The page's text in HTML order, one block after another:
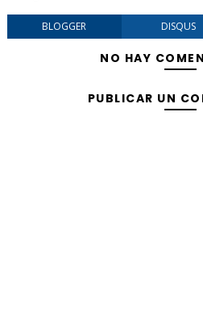
BLOGGER DISQUS
NO HAY
PUBLICAR UN